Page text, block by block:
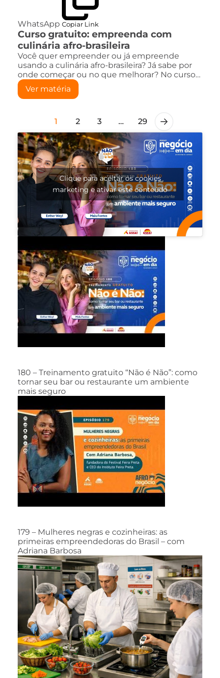
WhatsApp Copiar Link
Curso gratuito: empreenda com
culinária afro-brasileira
Você quer empreender ou já empreende
usando a culinária afro-brasileira? Já sabe por
onde começar ou no que melhorar? No curso…
Ver matéria
1 2 3 … 29
Clique para aceitar os cookies
marketing e ativar este conteúdo
180 – Treinamento gratuito “Não é Não”: como
tornar seu bar ou restaurante um ambiente
mais seguro
179 – Mulheres negras e cozinheiras: as
primeiras empreendedoras do Brasil – com
Adriana Barbosa